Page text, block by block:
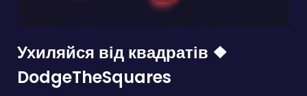
Ухиляйся від квадратів ❖
DodgeTheSquares